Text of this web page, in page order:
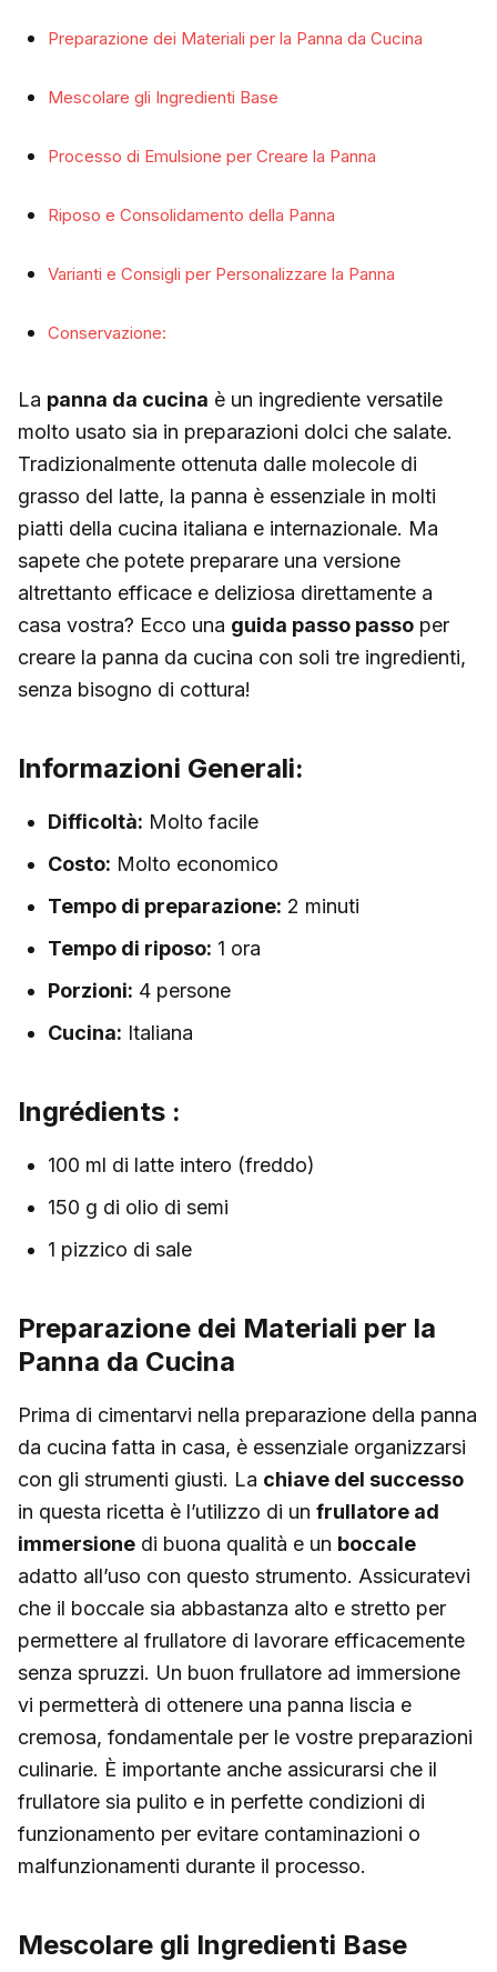
Preparazione dei Materiali per la Panna da Cucina
Mescolare gli Ingredienti Base
Processo di Emulsione per Creare la Panna
Riposo e Consolidamento della Panna
Varianti e Consigli per Personalizzare la Panna
Conservazione:
La panna da cucina è un ingrediente versatile
molto usato sia in preparazioni dolci che salate.
Tradizionalmente ottenuta dalle molecole di
grasso del latte, la panna è essenziale in molti
piatti della cucina italiana e internazionale. Ma
sapete che potete preparare una versione
altrettanto efficace e deliziosa direttamente a
casa vostra? Ecco una guida passo passo per
creare la panna da cucina con soli tre ingredienti,
senza bisogno di cottura!
Informazioni Generali:
Difficoltà: Molto facile
Costo: Molto economico
Tempo di preparazione: 2 minuti
Tempo di riposo: 1 ora
Porzioni: 4 persone
Cucina: Italiana
Ingrédients :
100 ml di latte intero (freddo)
150 g di olio di semi
1 pizzico di sale
Preparazione dei Materiali per la
Panna da Cucina
Prima di cimentarvi nella preparazione della panna
da cucina fatta in casa, è essenziale organizzarsi
con gli strumenti giusti. La chiave del successo
in questa ricetta è l’utilizzo di un frullatore ad
immersione di buona qualità e un boccale
adatto all’uso con questo strumento. Assicuratevi
che il boccale sia abbastanza alto e stretto per
permettere al frullatore di lavorare efficacemente
senza spruzzi. Un buon frullatore ad immersione
vi permetterà di ottenere una panna liscia e
cremosa, fondamentale per le vostre preparazioni
culinarie. È importante anche assicurarsi che il
frullatore sia pulito e in perfette condizioni di
funzionamento per evitare contaminazioni o
malfunzionamenti durante il processo.
Mescolare gli Ingredienti Base